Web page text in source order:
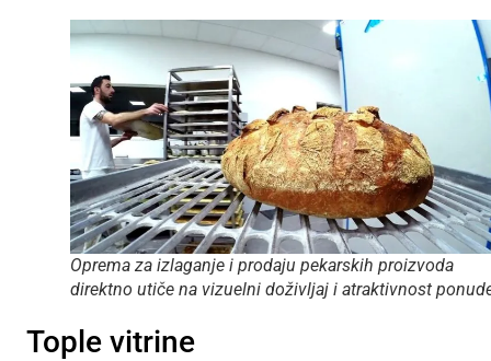
Oprema za izlaganje i prodaju pekarskih proizvoda
direktno utiče na vizuelni doživljaj i atraktivnost
Tople vitrine